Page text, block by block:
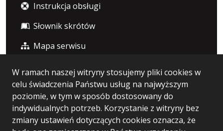
W ramach naszej witryny stosujemy pliki cookies w
celu świadczenia Państwu usług na najwyższym
poziomie, w tym w sposób dostosowany do
indywidualnych potrzeb. Korzystanie z witryny bez
zmiany ustawień dotyczących cookies oznacza, że
Instrukcja obsługi
Słownik skrótów
Mapa serwisu
Statystyka i dane osobowe
Statystyki oglądalności
Polityka prywatności